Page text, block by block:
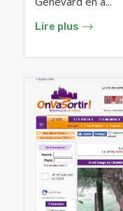
Lire plus